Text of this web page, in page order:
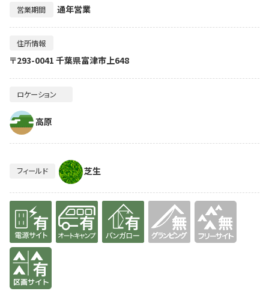
営業期間 通年営業
住所情報
〒293-0041 千葉県富津市上648
ロケーション
高原
フィールド 芝生
有り 有り 有り
有り